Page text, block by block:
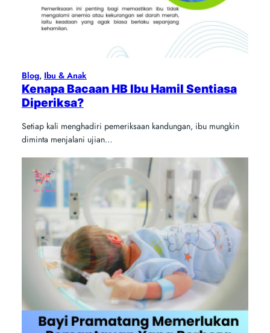
Blog, Ibu & Anak
Kenapa Bacaan HB Ibu Hamil Sentiasa
Diperiksa?
Setiap kali menghadiri pemeriksaan kandungan, ibu mungkin
diminta menjalani ujian…